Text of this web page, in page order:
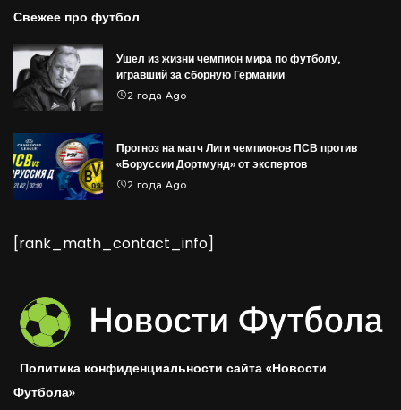
Свежее про футбол
Ушел из жизни чемпион мира по футболу,
игравший за сборную Германии
2 года Ago
Прогноз на матч Лиги чемпионов ПСВ против
«Боруссии Дортмунд» от экспертов
2 года Ago
[rank_math_contact_info]
Политика конфиденциальности сайта «Новости
Футбола»